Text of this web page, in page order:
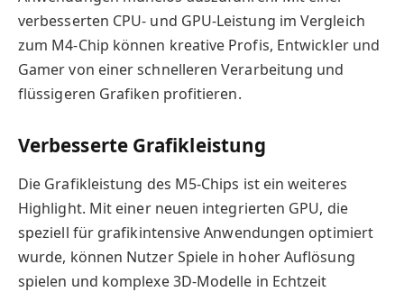
verbesserten CPU- und GPU-Leistung im Vergleich
zum M4-Chip können kreative Profis, Entwickler und
Gamer von einer schnelleren Verarbeitung und
flüssigeren Grafiken profitieren.
Verbesserte Grafikleistung
Die Grafikleistung des M5-Chips ist ein weiteres
Highlight. Mit einer neuen integrierten GPU, die
speziell für grafikintensive Anwendungen optimiert
wurde, können Nutzer Spiele in hoher Auflösung
spielen und komplexe 3D-Modelle in Echtzeit